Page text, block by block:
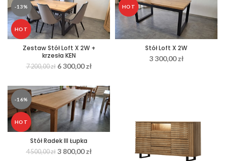
-13%
HOT
Zestaw Stół Loft X 2W +
krzesła KEN
7 200,00zł 6 300,00zł
HOT
Stół Loft X 2W
3 300,00zł
-16%
HOT
Stół Radek III Łupka
4 500,00zł 3 800,00zł